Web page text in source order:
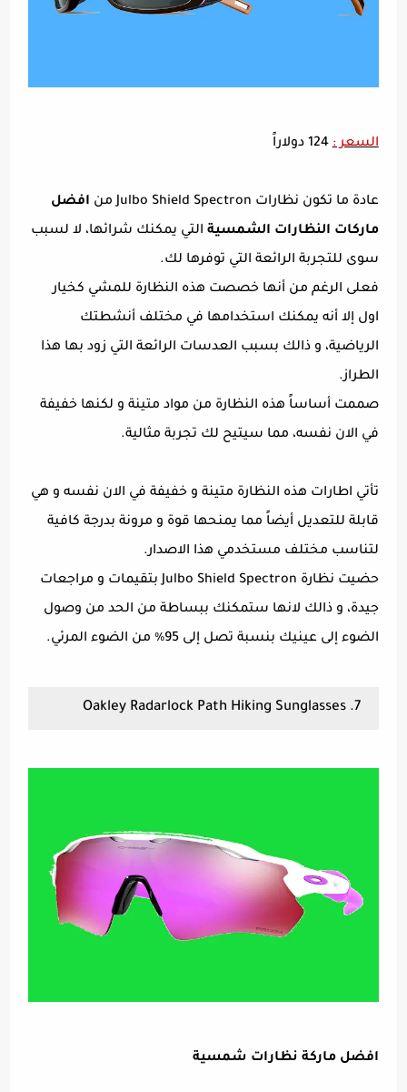
السعر :124 دولاراً
عادة ما تكون نظارات Julbo Shield Spectron من
افضل
ماركات النظارات الشمسية التي يمكنك شرائها، لا لسبب
سوى للتجربة الرائعة التي توفرها لك.
فعلى الرغم من أنها خصصت هذه النظارة للمشي كخيار
اول إلا أنه يمكنك استخدامها في مختلف أنشطتك
الرياضية، و ذالك بسبب العدسات الرائعة التي زود بها هذا
الطراز.
صممت أساساً هذه النظارة من مواد متينة و لكنها خفيفة
في الان نفسه، مما سيتيح لك تجربة مثالية.
تأتي اطارات هذه النظارة متينة و خفيفة في الان نفسه و هي
قابلة للتعديل أيضاً مما يمنحها قوة و مرونة بدرجة كافية
لتناسب مختلف مستخدمي هذا الاصدار.
حضيت نظارة Julbo Shield Spectron بتقيمات و مراجعات
جيدة، و ذالك لانها ستمكنك ببساطة من الحد من وصول
الضوء إلى عينيك بنسبة تصل إلى 95٪ من الضوء المرئي.
7. Oakley Radarlock Path Hiking Sunglasses
افضل ماركة نظارات شمسية